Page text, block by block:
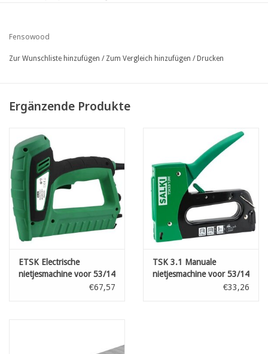
Für Paneele mit Masche : 50 mm ( freie Öffnung 45 mm zwischen
den vertikalen Drähten )
Fensowood
Zur Wunschliste hinzufügen / Zum Vergleich hinzufügen / Drucken
Ergänzende Produkte
ETSK Electrische
nietjesmachine voor 53/14
€67,57
TSK 3.1 Manuale
nietjesmachine voor 53/14
€33,26